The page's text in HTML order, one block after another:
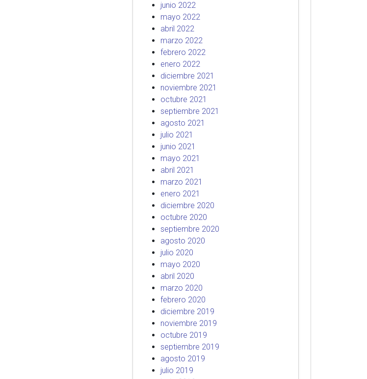
junio 2022
mayo 2022
abril 2022
marzo 2022
febrero 2022
enero 2022
diciembre 2021
noviembre 2021
octubre 2021
septiembre 2021
agosto 2021
julio 2021
junio 2021
mayo 2021
abril 2021
marzo 2021
enero 2021
diciembre 2020
octubre 2020
septiembre 2020
agosto 2020
julio 2020
mayo 2020
abril 2020
marzo 2020
febrero 2020
diciembre 2019
noviembre 2019
octubre 2019
septiembre 2019
agosto 2019
julio 2019